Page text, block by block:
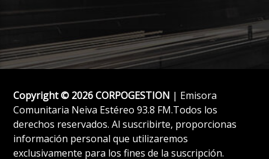
Copyright © 2026 CORPOGESTION | Emisora
Comunitaria Neiva Estéreo 93.8 FM.Todos los
derechos reservados. Al suscribirte, proporcionas
información personal que utilizaremos
exclusivamente para los fines de la suscripción.